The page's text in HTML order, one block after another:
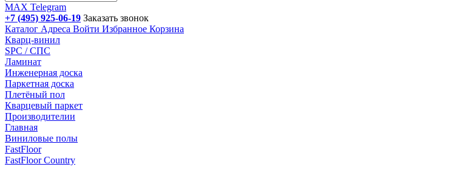
MAX Telegram
+7 (495) 925-06-19 Заказать звонок
Каталог Адреса Войти Избранное Корзина
Кварц-винил
SPC / СПС
Ламинат
Инженерная доска
Паркетная доска
Плетёный пол
Кварцевый паркет
Производителии
Главная
Виниловые полы
FastFloor
FastFloor Country